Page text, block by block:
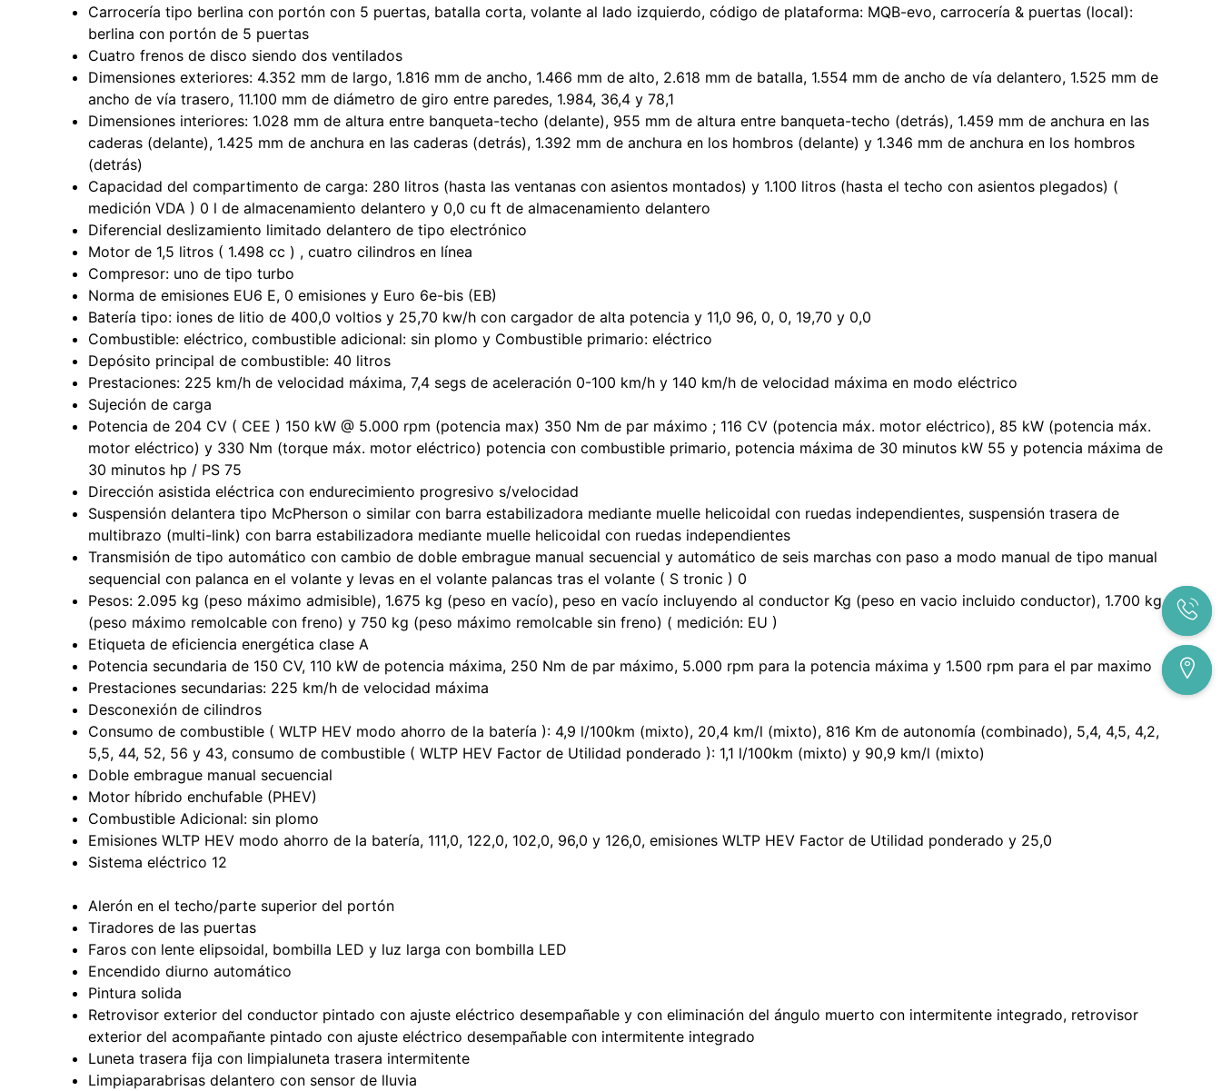
Carrocería tipo berlina con portón con 5 puertas, batalla corta, volante al lado izquierdo, código de plataforma: MQB-evo, carrocería & puertas (local):
berlina con portón de 5 puertas
Cuatro frenos de disco siendo dos ventilados
Dimensiones exteriores: 4.352 mm de largo, 1.816 mm de ancho, 1.466 mm de alto, 2.618 mm de batalla, 1.554 mm de ancho de vía delantero, 1.525 mm de
ancho de vía trasero, 11.100 mm de diámetro de giro entre paredes, 1.984, 36,4 y 78,1
Dimensiones interiores: 1.028 mm de altura entre banqueta-techo (delante), 955 mm de altura entre banqueta-techo (detrás), 1.459 mm de anchura en las
caderas (delante), 1.425 mm de anchura en las caderas (detrás), 1.392 mm de anchura en los hombros (delante) y 1.346 mm de anchura en los hombros
(detrás)
Capacidad del compartimento de carga: 280 litros (hasta las ventanas con asientos montados) y 1.100 litros (hasta el techo con asientos plegados) (
medición VDA ) 0 l de almacenamiento delantero y 0,0 cu ft de almacenamiento delantero
Diferencial deslizamiento limitado delantero de tipo electrónico
Motor de 1,5 litros ( 1.498 cc ) , cuatro cilindros en línea
Compresor: uno de tipo turbo
Norma de emisiones EU6 E, 0 emisiones y Euro 6e-bis (EB)
Batería tipo: iones de litio de 400,0 voltios y 25,70 kw/h con cargador de alta potencia y 11,0 96, 0, 0, 19,70 y 0,0
Combustible: eléctrico, combustible adicional: sin plomo y Combustible primario: eléctrico
Depósito principal de combustible: 40 litros
Prestaciones: 225 km/h de velocidad máxima, 7,4 segs de aceleración 0-100 km/h y 140 km/h de velocidad máxima en modo eléctrico
Sujeción de carga
Potencia de 204 CV ( CEE ) 150 kW @ 5.000 rpm (potencia max) 350 Nm de par máximo ; 116 CV (potencia máx. motor eléctrico), 85 kW (potencia máx.
motor eléctrico) y 330 Nm (torque máx. motor eléctrico) potencia con combustible primario, potencia máxima de 30 minutos kW 55 y potencia máxima de
30 minutos hp / PS 75
Dirección asistida eléctrica con endurecimiento progresivo s/velocidad
Suspensión delantera tipo McPherson o similar con barra estabilizadora mediante muelle helicoidal con ruedas independientes, suspensión trasera de
multibrazo (multi-link) con barra estabilizadora mediante muelle helicoidal con ruedas independientes
Transmisión de tipo automático con cambio de doble embrague manual secuencial y automático de seis marchas con paso a modo manual de tipo manual
sequencial con palanca en el volante y levas en el volante palancas tras el volante ( S tronic ) 0
Pesos: 2.095 kg (peso máximo admisible), 1.675 kg (peso en vacío), peso en vacío incluyendo al conductor Kg (peso en vacio incluido conductor), 1.700 kg
(peso máximo remolcable con freno) y 750 kg (peso máximo remolcable sin freno) ( medición: EU )
Etiqueta de eficiencia energética clase A
Potencia secundaria de 150 CV, 110 kW de potencia máxima, 250 Nm de par máximo, 5.000 rpm para la potencia máxima y 1.500 rpm para el par maximo
Prestaciones secundarias: 225 km/h de velocidad máxima
Desconexión de cilindros
Consumo de combustible ( WLTP HEV modo ahorro de la batería ): 4,9 l/100km (mixto), 20,4 km/l (mixto), 816 Km de autonomía (combinado), 5,4, 4,5, 4,2,
5,5, 44, 52, 56 y 43, consumo de combustible ( WLTP HEV Factor de Utilidad ponderado ): 1,1 l/100km (mixto) y 90,9 km/l (mixto)
Doble embrague manual secuencial
Motor híbrido enchufable (PHEV)
Combustible Adicional: sin plomo
Emisiones WLTP HEV modo ahorro de la batería, 111,0, 122,0, 102,0, 96,0 y 126,0, emisiones WLTP HEV Factor de Utilidad ponderado y 25,0
Sistema eléctrico 12
Alerón en el techo/parte superior del portón
Tiradores de las puertas
Faros con lente elipsoidal, bombilla LED y luz larga con bombilla LED
Encendido diurno automático
Pintura solida
Retrovisor exterior del conductor pintado con ajuste eléctrico desempañable y con eliminación del ángulo muerto con intermitente integrado, retrovisor
exterior del acompañante pintado con ajuste eléctrico desempañable con intermitente integrado
Luneta trasera fija con limpialuneta trasera intermitente
Limpiaparabrisas delantero con sensor de lluvia